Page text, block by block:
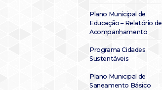
Plano Municipal de
Educação – Relatório de
Acompanhamento
Programa Cidades
Sustentáveis
Plano Municipal de
Saneamento Básico